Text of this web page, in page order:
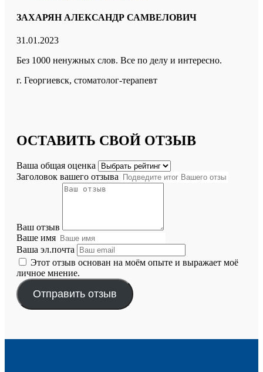
ЗАХАРЯН АЛЕКСАНДР САМВЕЛОВИЧ
31.01.2023
Без 1000 ненужных слов. Все по делу и интересно.
г. Георгиевск, стоматолог-терапевт
ОСТАВИТЬ СВОЙ ОТЗЫВ
Ваша общая оценка
Заголовок вашего отзыва
Ваш отзыв
Ваше имя
Ваша эл.почта
Этот отзыв основан на моём опыте и выражает моё
личное мнение.
Отправить отзыв